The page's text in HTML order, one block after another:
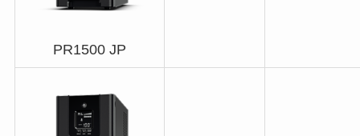
PR1500 JP